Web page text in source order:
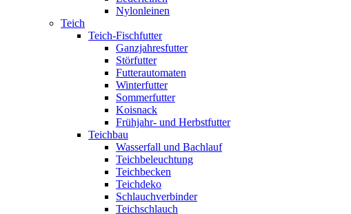
Nylonleinen
Teich
Teich-Fischfutter
Ganzjahresfutter
Störfutter
Futterautomaten
Winterfutter
Sommerfutter
Koisnack
Frühjahr- und Herbstfutter
Teichbau
Wasserfall und Bachlauf
Teichbeleuchtung
Teichbecken
Teichdeko
Schlauchverbinder
Teichschlauch